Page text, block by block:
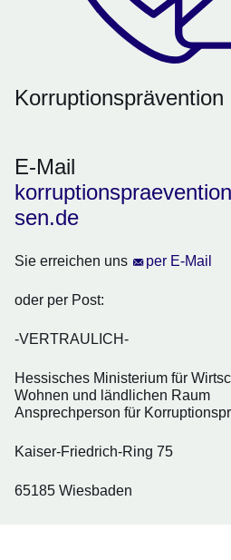
Korruptionsprävention
E-Mail
sen.de
Sie erreichen uns per E-Mail
oder per Post:
-VERTRAULICH-
Hessisches Ministerium für
Wohnen und ländlichen Raum
Ansprechperson für
Kaiser-Friedrich-Ring 75
65185 Wiesbaden